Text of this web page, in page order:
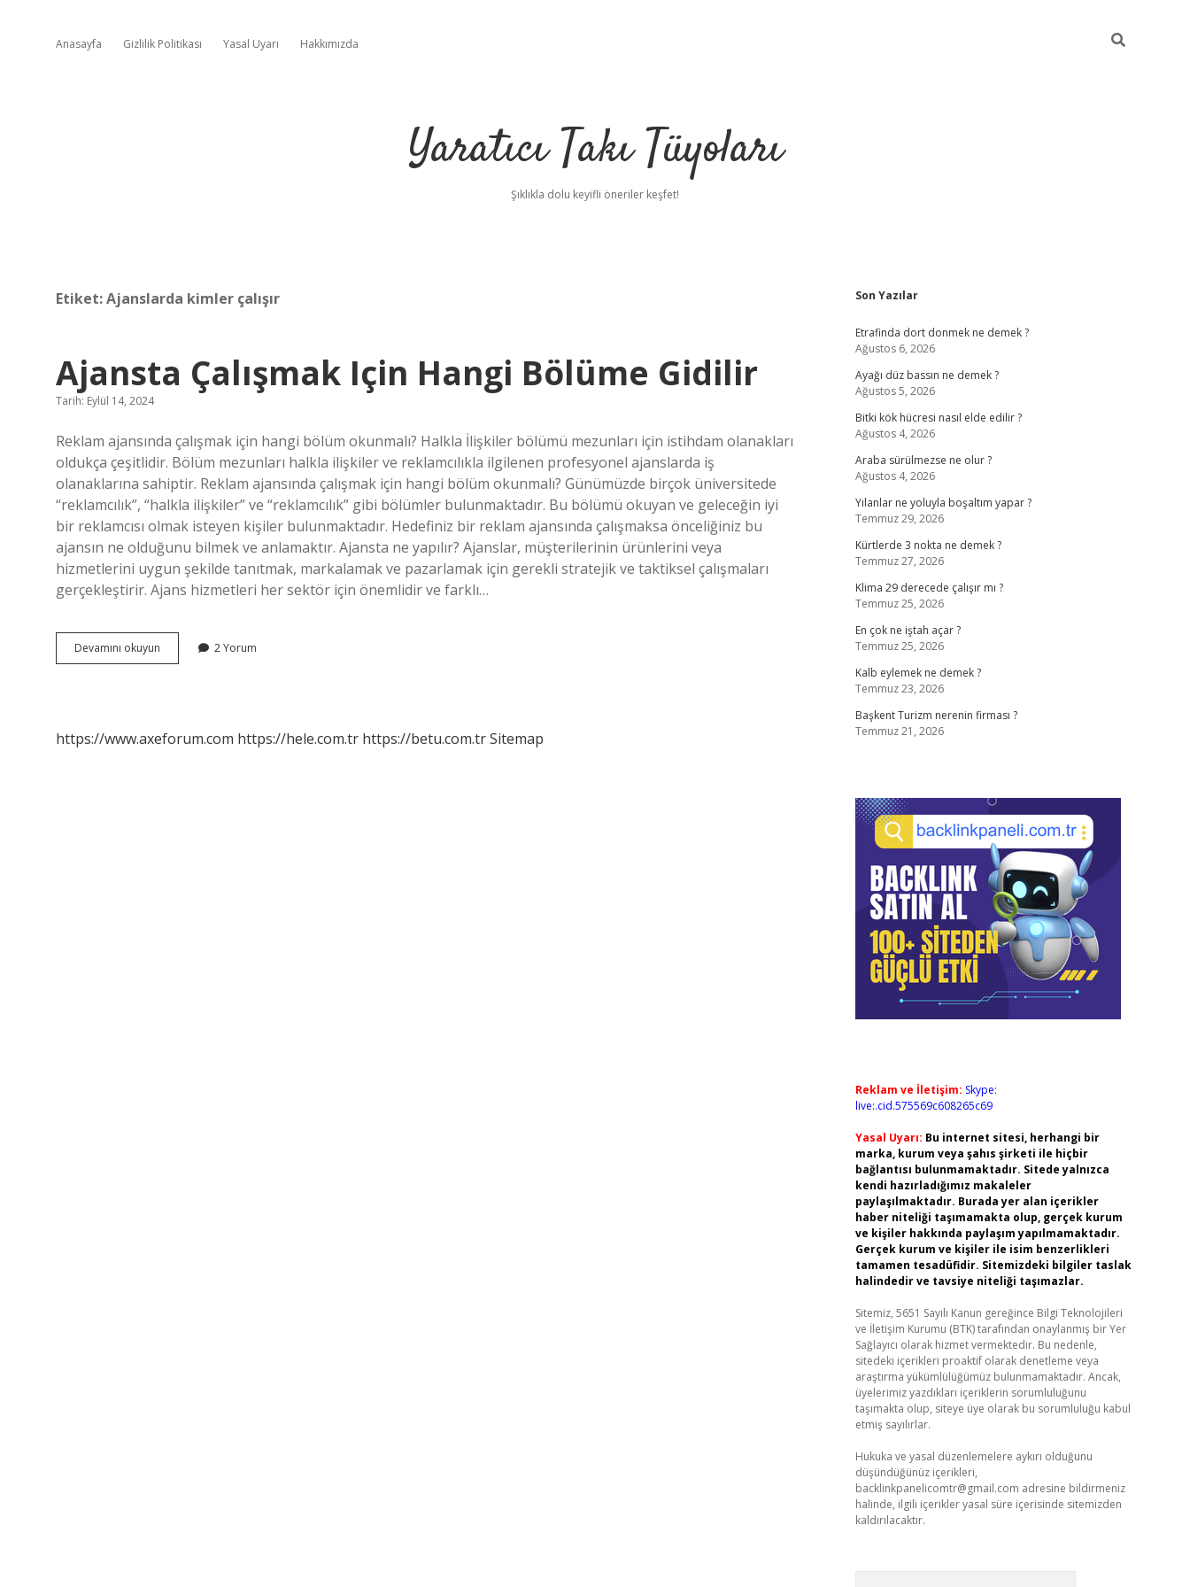
Anasayfa Gizlilik Politikası Yasal Uyarı Hakkımızda
Yaratıcı Takı Tüyoları
Şıklıkla dolu keyifli öneriler keşfet!
Etiket:Ajanslarda kimler çalışır
Ajansta Çalışmak Için Hangi Bölüme Gidilir
Tarih: Eylül 14, 2024
Reklam ajansında çalışmak için hangi bölüm okunmalı? Halkla İlişkiler bölümü mezunları için istihdam olanakları
oldukça çeşitlidir. Bölüm mezunları halkla ilişkiler ve reklamcılıkla ilgilenen profesyonel ajanslarda iş
olanaklarına sahiptir. Reklam ajansında çalışmak için hangi bölüm okunmalı? Günümüzde birçok üniversitede
“reklamcılık”, “halkla ilişkiler” ve “reklamcılık” gibi bölümler bulunmaktadır. Bu bölümü okuyan ve geleceğin iyi
bir reklamcısı olmak isteyen kişiler bulunmaktadır. Hedefiniz bir reklam ajansında çalışmaksa önceliğiniz bu
ajansın ne olduğunu bilmek ve anlamaktır. Ajansta ne yapılır? Ajanslar, müşterilerinin ürünlerini veya
hizmetlerini uygun şekilde tanıtmak, markalamak ve pazarlamak için gerekli stratejik ve taktiksel çalışmaları
gerçekleştirir. Ajans hizmetleri her sektör için önemlidir ve farklı…
Devamını okuyun
Çalışmak
2 Yorum
https://www.axeforum.com https://hele.com.tr https://betu.com.trSitemap
Sidebar
Son Yazılar
Etrafinda dort donmek ne demek ?
Ağustos 6, 2026
Ayağı düz bassın ne demek ?
Ağustos 5, 2026
Bitki kök hücresi nasıl elde edilir ?
Ağustos 4, 2026
Araba sürülmezse ne olur ?
Ağustos 4, 2026
Yılanlar ne yoluyla boşaltım yapar ?
Temmuz 29, 2026
Kürtlerde 3 nokta ne demek ?
Temmuz 27, 2026
Klima 29 derecede çalışır mı ?
Temmuz 25, 2026
En çok ne iştah açar ?
Temmuz 25, 2026
Kalb eylemek ne demek ?
Temmuz 23, 2026
Başkent Turizm nerenin firması ?
Temmuz 21, 2026
Reklam ve İletişim: Skype:
live:.cid.575569c608265c69
Yasal Uyarı: Bu internet sitesi, herhangi bir
marka, kurum veya şahıs şirketi ile hiçbir
bağlantısı bulunmamaktadır. Sitede yalnızca
kendi hazırladığımız makaleler
paylaşılmaktadır. Burada yer alan içerikler
haber niteliği taşımamakta olup, gerçek kurum
ve kişiler hakkında paylaşım yapılmamaktadır.
Gerçek kurum ve kişiler ile isim benzerlikleri
tamamen tesadüfidir. Sitemizdeki bilgiler taslak
halindedir ve tavsiye niteliği taşımazlar.
Sitemiz, 5651 Sayılı Kanun gereğince Bilgi Teknolojileri
ve İletişim Kurumu (BTK) tarafından onaylanmış bir Yer
Sağlayıcı olarak hizmet vermektedir. Bu nedenle,
sitedeki içerikleri proaktif olarak denetleme veya
araştırma yükümlülüğümüz bulunmamaktadır. Ancak,
üyelerimiz yazdıkları içeriklerin sorumluluğunu
taşımakta olup, siteye üye olarak bu sorumluluğu kabul
etmiş sayılırlar.
Hukuka ve yasal düzenlemelere aykırı olduğunu
düşündüğünüz içerikleri,
backlinkpanelicomtr@gmail.com adresine bildirmeniz
halinde, ilgili içerikler yasal süre içerisinde sitemizden
kaldırılacaktır.